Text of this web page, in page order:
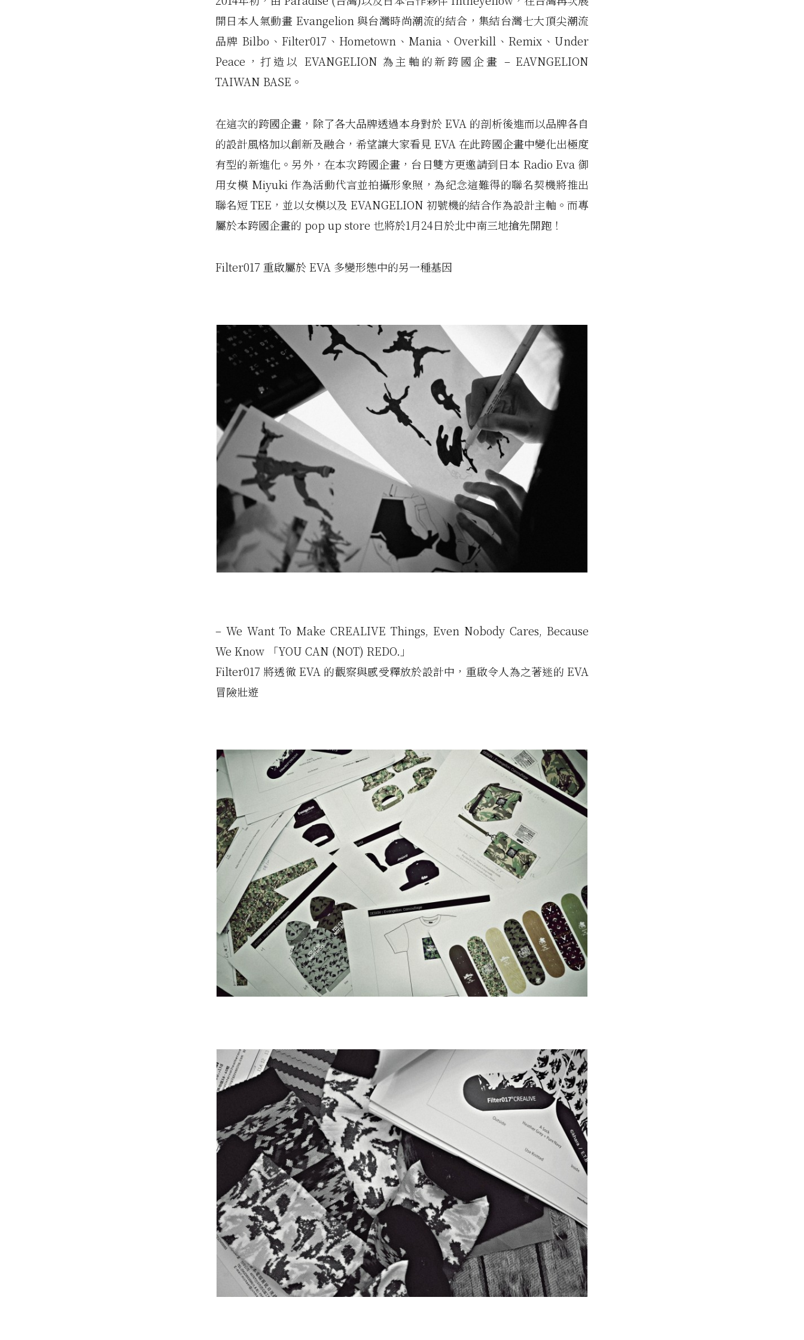
開日本人氣動畫 Evangelion 與台灣時尚潮流的結合，集結台灣七大頂尖潮流
品牌 Bilbo、Filter017、Hometown、Mania、Overkill、Remix、Under
Peace，打造以 EVANGELION 為主軸的新跨國企畫 – EAVNGELION
TAIWAN BASE。
在這次的跨國企畫，除了各大品牌透過本身對於 EVA 的剖析後進而以品牌各自
的設計風格加以創新及融合，希望讓大家看見 EVA 在此跨國企畫中變化出極度
有型的新進化。另外，在本次跨國企畫，台日雙方更邀請到日本 Radio Eva 御
用女模 Miyuki 作為活動代言並拍攝形象照，為紀念這難得的聯名契機將推出
聯名短 TEE，並以女模以及 EVANGELION 初號機的結合作為設計主軸。而專
屬於本跨國企畫的 pop up store 也將於1月24日於北中南三地搶先開跑！
Filter017 重啟屬於 EVA 多變形態中的另一種基因
– We Want To Make CREALIVE Things, Even Nobody Cares, Because
We Know 「YOU CAN (NOT) REDO.」
Filter017 將透徹 EVA 的觀察與感受釋放於設計中，重啟令人為之著迷的 EVA
冒險壯遊